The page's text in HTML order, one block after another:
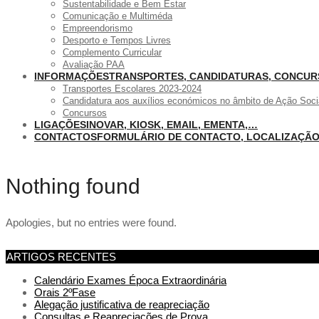
Sustentabilidade e Bem Estar
Comunicação e Multiméda
Empreendorismo
Desporto e Tempos Livres
Complemento Curricular
Avaliação PAA
INFORMAÇÕESTRANSPORTES, CANDIDATURAS,
Transportes Escolares 2023-2024
Candidatura aos auxílios económicos no âmbito de Ação
Concursos
LIGAÇÕESINOVAR, KIOSK, EMAIL, EMENTA,…
CONTACTOSFORMULÁRIO DE CONTACTO, LOCALIZAÇÃO
Nothing found
Apologies, but no entries were found.
ARTIGOS RECENTES
Calendário Exames Época Extraordinária
Orais 2ºFase
Alegação justificativa de reapreciação
Consultas e Reapreciações de Prova